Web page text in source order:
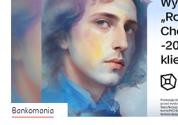
Bankomania